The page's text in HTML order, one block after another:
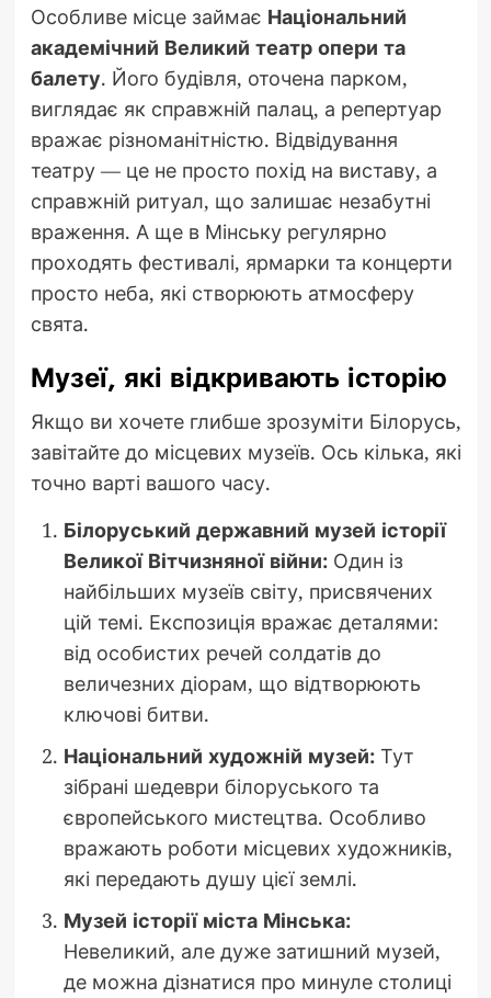
Особливе місце займає Національний
академічний Великий театр опери та
балету. Його будівля, оточена парком,
виглядає як справжній палац, а репертуар
вражає різноманітністю. Відвідування
театру — це не просто похід на виставу, а
справжній ритуал, що залишає незабутні
враження. А ще в Мінську регулярно
проходять фестивалі, ярмарки та концерти
просто неба, які створюють атмосферу
свята.
Музеї, які відкривають історію
Якщо ви хочете глибше зрозуміти Білорусь,
завітайте до місцевих музеїв. Ось кілька, які
точно варті вашого часу.
Білоруський державний музей історії
Великої Вітчизняної війни:Один із
найбільших музеїв світу, присвячених
цій темі. Експозиція вражає деталями:
від особистих речей солдатів до
величезних діорам, що відтворюють
ключові битви.
Національний художній музей:Тут
зібрані шедеври білоруського та
європейського мистецтва. Особливо
вражають роботи місцевих художників,
які передають душу цієї землі.
Музей історії міста Мінська:
Невеликий, але дуже затишний музей,
де можна дізнатися про минуле столиці